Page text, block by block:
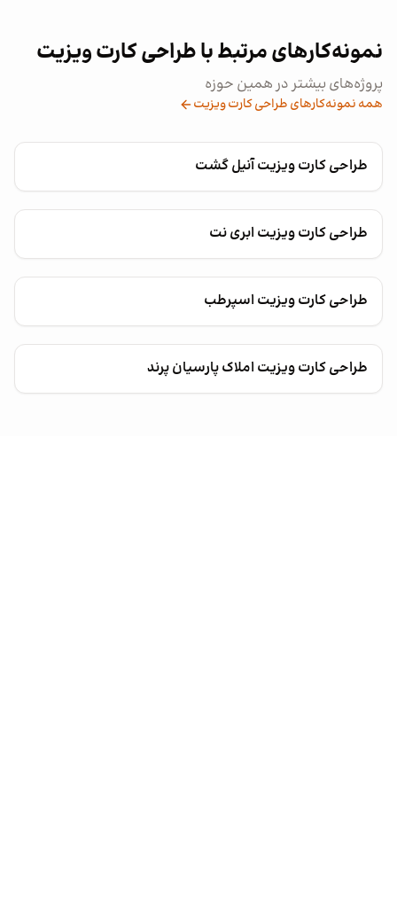
نمونه‌کارهای مرتبط با طراحی کارت ویزیت
پروژه‌های بیشتر در همین حوزه
همه نمونه‌کارهای طراحی کارت ویزیت
طراحی کارت ویزیت آنیل گشت
طراحی کارت ویزیت ابری نت
طراحی کارت ویزیت اسپرطب
طراحی کارت ویزیت املاک پارسیان پرند